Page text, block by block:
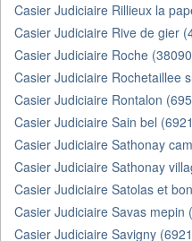
Casier Judiciaire Rillieux la
Casier Judiciaire Rive de gier
Casier Judiciaire Roche
Casier Judiciaire Rochetaillee
Casier Judiciaire Rontalon
Casier Judiciaire Sain bel
Casier Judiciaire Sathonay
Casier Judiciaire Sathonay
Casier Judiciaire Satolas et
Casier Judiciaire Savas mepin
Casier Judiciaire Savigny